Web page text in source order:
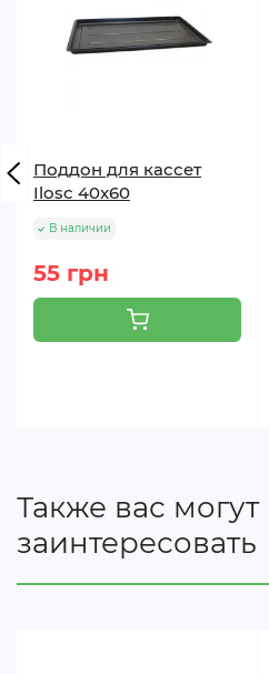
Поддон для кассет
Ilosc 40x60
В наличии
55 грн
Также вас могут
заинтересовать